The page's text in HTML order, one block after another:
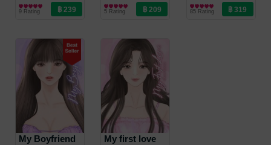
9 Rating
นิยายโรมานซ์
5 Rating
นิยายรัก
85 Rating
My Boyfriend
My first love